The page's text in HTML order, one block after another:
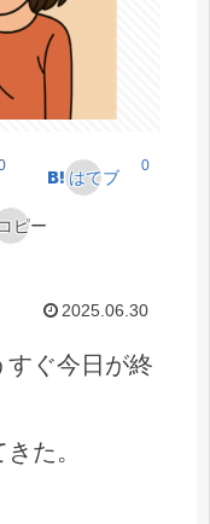
はてブ
0
コピー
2025.06.30
すぐ今日が終
た。